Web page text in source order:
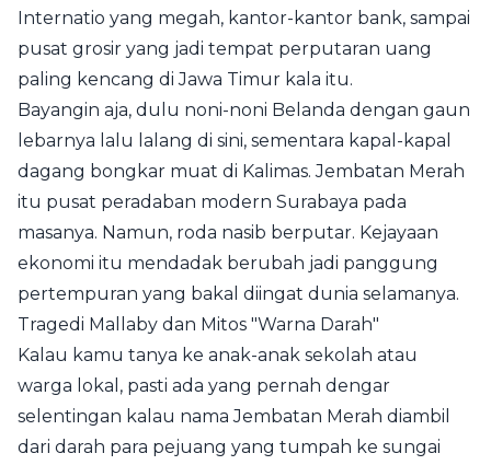
Internatio yang megah, kantor-kantor bank, sampai
pusat grosir yang jadi tempat perputaran uang
paling kencang di Jawa Timur kala itu.
Bayangin aja, dulu noni-noni Belanda dengan gaun
lebarnya lalu lalang di sini, sementara kapal-kapal
dagang bongkar muat di Kalimas. Jembatan Merah
itu pusat peradaban modern Surabaya pada
masanya. Namun, roda nasib berputar. Kejayaan
ekonomi itu mendadak berubah jadi panggung
pertempuran yang bakal diingat dunia selamanya.
Tragedi Mallaby dan Mitos "Warna Darah"
Kalau kamu tanya ke anak-anak sekolah atau
warga lokal, pasti ada yang pernah dengar
selentingan kalau nama Jembatan Merah diambil
dari darah para pejuang yang tumpah ke sungai